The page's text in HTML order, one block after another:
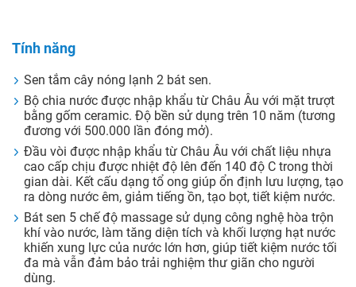
Tính năng
Sen tắm cây nóng lạnh 2 bát sen.
Bộ chia nước được nhập khẩu từ Châu Âu với mặt trượt
bằng gốm ceramic. Độ bền sử dụng trên 10 năm (tương
đương với 500.000 lần đóng mở).
Đầu vòi được nhập khẩu từ Châu Âu với chất liệu nhựa
cao cấp chịu được nhiệt độ lên đến 140 độ C trong thời
gian dài. Kết cấu dạng tổ ong giúp ổn định lưu lượng, tạo
ra dòng nước êm, giảm tiếng ồn, tạo bọt, tiết kiệm nước.
Bát sen 5 chế độ massage sử dụng công nghệ hòa trộn
khí vào nước, làm tăng diện tích và khối lượng hạt nước
khiến xung lực của nước lớn hơn, giúp tiết kiệm nước tối
đa mà vẫn đảm bảo trải nghiệm thư giãn cho người
dùng.